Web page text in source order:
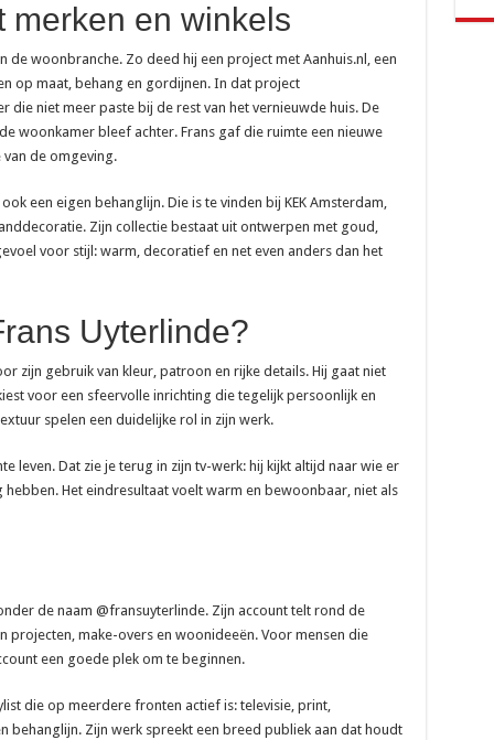
merken en winkels
de woonbranche. Zo deed hij een project met Aanhuis.nl, een
op maat, behang en gordijnen. In dat project
niet meer paste bij de rest van het vernieuwde huis. De
woonkamer bleef achter. Frans gaf die ruimte een nieuwe
de omgeving.
een eigen behanglijn. Die is te vinden bij KEK Amsterdam,
Zijn collectie bestaat uit ontwerpen met goud,
voor stijl: warm, decoratief en net even anders dan het
Uyterlinde?
zijn gebruik van kleur, patroon en rijke details. Hij gaat niet
voor een sfeervolle inrichting die tegelijk persoonlijk en
spelen een duidelijke rol in zijn werk.
leven. Dat zie je terug in zijn tv-werk: hij kijkt altijd naar wie er
Het eindresultaat voelt warm en bewoonbaar, niet als
de naam @fransuyterlinde. Zijn account telt rond de
projecten, make-overs en woonideeën. Voor mensen die
een goede plek om te beginnen.
die op meerdere fronten actief is: televisie, print,
behanglijn. Zijn werk spreekt een breed publiek aan dat houdt